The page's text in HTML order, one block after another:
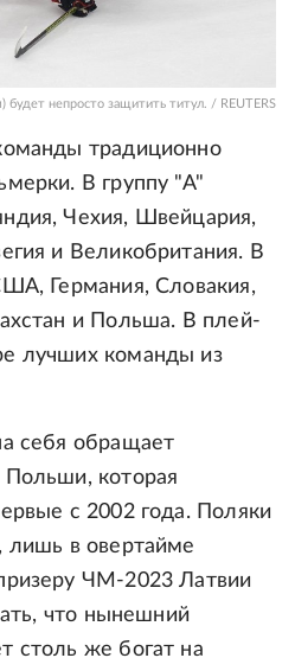
будет непросто защитить титул. / REUTERS
традиционно
В группу "А"
Чехия, Швейцария,
и Великобритания. В
Германия, Словакия,
и Польша. В плей-
лучших команды из
себя обращает
Польши, которая
с 2002 года. Поляки
лишь в овертайме
ЧМ-2023 Латвии
что нынешний
столь же богат на